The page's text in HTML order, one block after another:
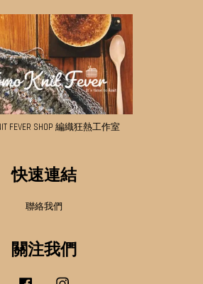
FEVER SHOP 編織狂熱工作室
快速連結
聯絡我們
關注我們
Facebook